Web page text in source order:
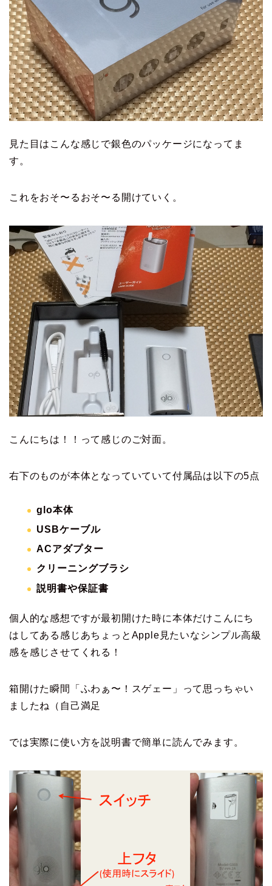
見た目はこんな感じで銀色のパッケージになってま
す。
これをおそ〜るおそ〜る開けていく。
こんにちは！！って感じのご対面。
右下のものが本体となっていていて付属品は以下の5点
glo本体
USBケーブル
ACアダプター
クリーニングブラシ
説明書や保証書
個人的な感想ですが最初開けた時に本体だけこんにち
はしてある感じあちょっとApple見たいなシンプル高級
感を感じさせてくれる！
箱開けた瞬間「ふわぁ〜！スゲェー」って思っちゃい
ましたね（自己満足
では実際に使い方を説明書で簡単に読んでみます。